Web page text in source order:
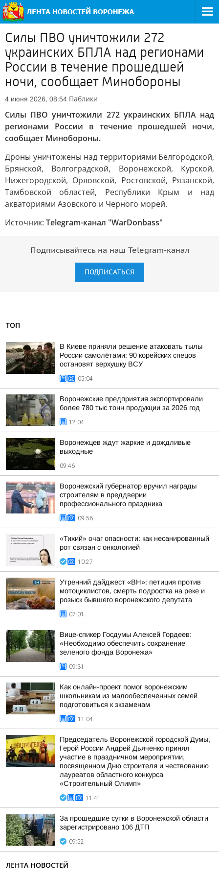
Силы ПВО уничтожили 272
украинских БПЛА над регионами
России в течение прошедшей
ночи, сообщает Минобороны
4 июня 2026, 08:54 Паблики
Силы ПВО уничтожили 272 украинских БПЛА над
регионами России в течение прошедшей ночи,
сообщает Минобороны.
Дроны уничтожены над территориями Белгородской,
Брянской, Волгоградской, Воронежской, Курской,
Нижегородской, Орловской, Ростовской, Рязанской,
Тамбовской областей, Республики Крым и над
акваториями Азовского и Черного морей.
Источник: Telegram-канал "WarDonbass"
Подписывайтесь на наш Telegram-канал
ПОДПИСАТЬСЯ
ТОП
В Киеве приняли решение атаковать тылы
России самолётами: 90 корейских спецов
остановят верхушку ВСУ
05:04
Воронежские предприятия экспортировали
более 780 тыс тонн продукции за 2026 год
12:04
Воронежцев ждут жаркие и дождливые
выходные
09:46
Воронежский губернатор вручил награды
строителям в преддверии
профессионального праздника
09:56
«Тихий» очаг опасности: как несанированный
рот связан с онкологией
10:27
Утренний дайджест «ВН»: петиция против
мотоциклистов, смерть подростка на реке и
розыск бывшего воронежского депутата
07:01
Вице-спикер Госдумы Алексей Гордеев:
«Необходимо обеспечить сохранение
зеленого фонда Воронежа»
09:31
Как онлайн-проект помог воронежским
школьникам из малообеспеченных семей
подготовиться к экзаменам
11:04
Председатель Воронежской городской Думы,
Герой России Андрей Дьяченко принял
участие в праздничном мероприятии,
посвященном Дню строителя и чествованию
лауреатов областного конкурса
«Строительный Олимп»
11:41
За прошедшие сутки в Воронежской области
зарегистрировано 106 ДТП
09:52
ЛЕНТА НОВОСТЕЙ